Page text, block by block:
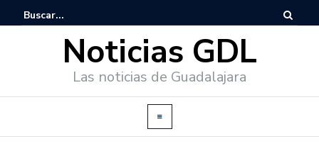
Noticias GDL
Las noticias de Guadalajara